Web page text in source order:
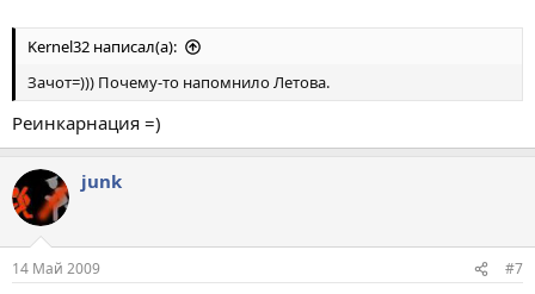
Kernel32 написал(а):
Зачот=))) Почему-то напомнило Летова.
Реинкарнация =)
junk
14 Май 2009 #7